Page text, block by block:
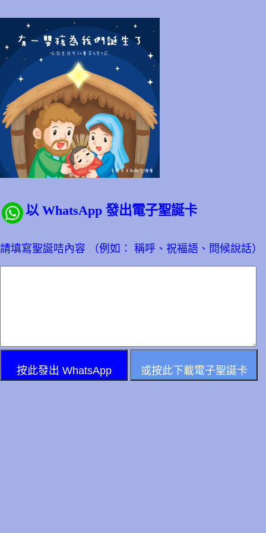
以 WhatsApp 發出電子聖誕卡
請填寫聖誕咭內容 （例如： 稱呼、祝福語、問候說話）
按此發出 WhatsApp 或按此下載電子聖誕卡